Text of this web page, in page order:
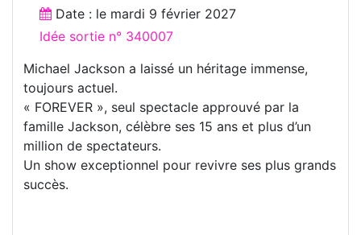
Date : le mardi 9 février 2027
Idée sortie n° 340007
Michael Jackson a laissé un héritage immense,
toujours actuel.
« FOREVER », seul spectacle approuvé par la
famille Jackson, célèbre ses 15 ans et plus d’un
million de spectateurs.
Un show exceptionnel pour revivre ses plus grands
succès.